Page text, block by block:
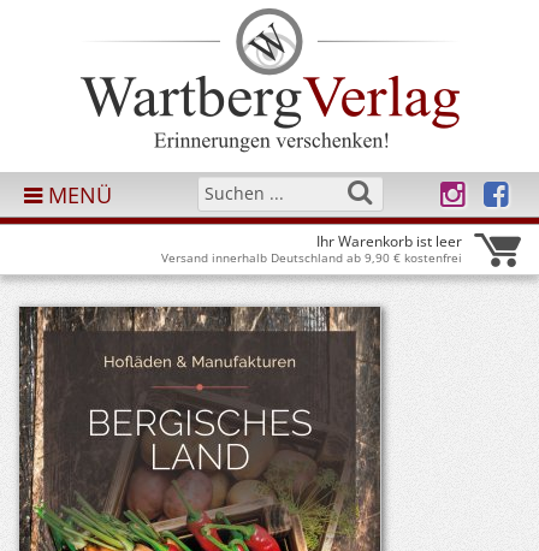
MENÜ
Ihr Warenkorb ist leer
Versand innerhalb Deutschland ab 9,90 € kostenfrei